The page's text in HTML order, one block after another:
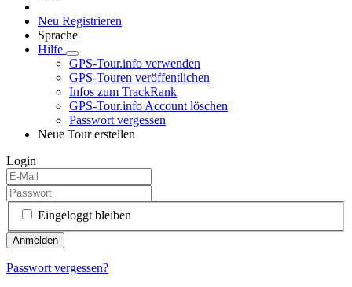
Neu Registrieren
Sprache
Hilfe
GPS-Tour.info verwenden
GPS-Touren veröffentlichen
Infos zum TrackRank
GPS-Tour.info Account löschen
Passwort vergessen
Neue Tour erstellen
Login
Eingeloggt bleiben
Passwort vergessen?